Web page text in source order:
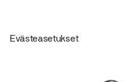
Evästeasetukset